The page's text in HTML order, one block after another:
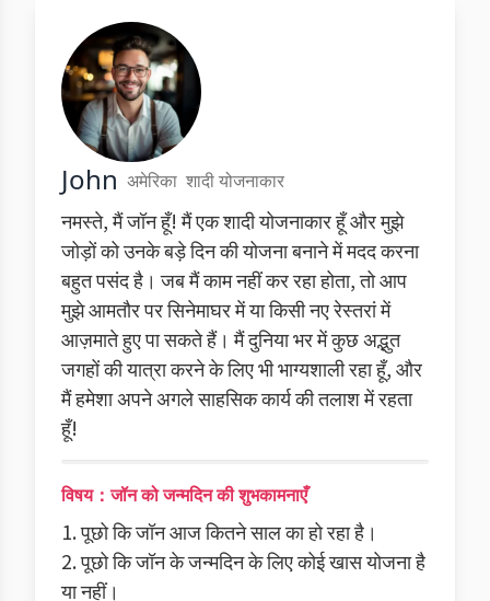
John अमेरिका शादी योजनाकार
नमस्ते, मैं जॉन हूँ! मैं एक शादी योजनाकार हूँ और मुझे
जोड़ों को उनके बड़े दिन की योजना बनाने में मदद करना
बहुत पसंद है। जब मैं काम नहीं कर रहा होता, तो आप
मुझे आमतौर पर सिनेमाघर में या किसी नए रेस्तरां में
आज़माते हुए पा सकते हैं। मैं दुनिया भर में कुछ अद्भुत
जगहों की यात्रा करने के लिए भी भाग्यशाली रहा हूँ, और
मैं हमेशा अपने अगले साहसिक कार्य की तलाश में रहता
हूँ!
विषय：जॉन को जन्मदिन की शुभकामनाएँ
1. पूछो कि जॉन आज कितने साल का हो रहा है।
2. पूछो कि जॉन के जन्मदिन के लिए कोई खास योजना है
या नहीं।